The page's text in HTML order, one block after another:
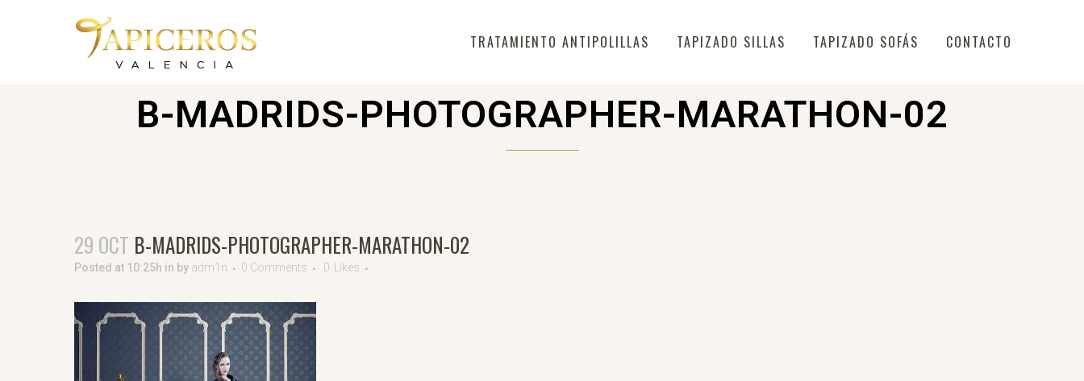
TRATAMIENTO ANTIPOLILLAS TAPIZADO SILLAS TAPIZADO SOFÁS CONTACTO
B-MADRIDS-PHOTOGRAPHER-MARATHON-02
29 OCT B-MADRIDS-PHOTOGRAPHER-MARATHON-02
Posted at 10:25h in by adm1n 0 Comments 0 Likes